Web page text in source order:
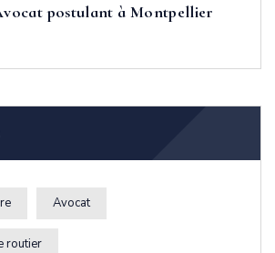
postulant à Montpellier
Avocat
routier